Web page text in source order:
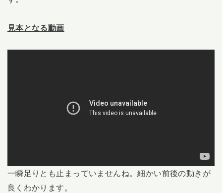
見本となる動画
一瞬足りとも止まっていませんね。細かい前後の動きが
良くわかります。